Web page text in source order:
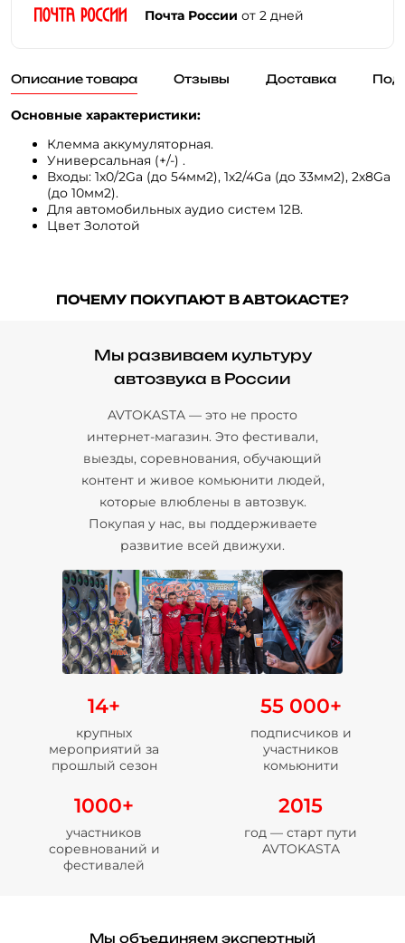
Почта России от 2 дней
Описание товара Отзывы Доставка
Основные характеристики:
Клемма аккумуляторная.
Универсальная (+/-) .
Входы: 1х0/2Ga (до 54мм2), 1х2/4Ga (до 33мм2), 2х8Ga
(до 10мм2).
Для автомобильных аудио систем 12В.
Цвет Золотой
ПОЧЕМУ ПОКУПАЮТ В АВТОКАСТЕ?
Мы развиваем культуру
автозвука в России
AVTOKASTA — это не просто
интернет-магазин. Это фестивали,
выезды, соревнования, обучающий
контент и живое комьюнити людей,
которые влюблены в автозвук.
Покупая у нас, вы поддерживаете
развитие всей движухи.
14+
крупных
мероприятий за
прошлый сезон
55 000+
подписчиков и
участников
комьюнити
1000+
участников
соревнований и
фестивалей
2015
год — старт пути
AVTOKASTA
Мы объединяем экспертный